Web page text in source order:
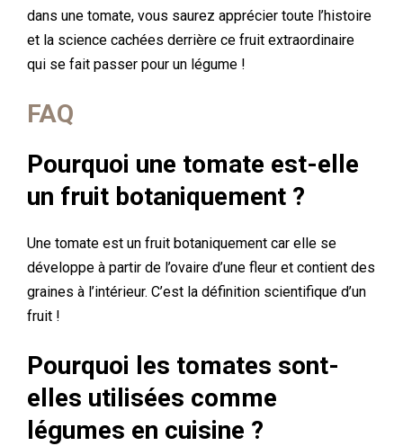
dans une tomate, vous saurez apprécier toute l’histoire
et la science cachées derrière ce fruit extraordinaire
qui se fait passer pour un légume !
FAQ
Pourquoi une tomate est-elle
un fruit botaniquement ?
Une tomate est un fruit botaniquement car elle se
développe à partir de l’ovaire d’une fleur et contient des
graines à l’intérieur. C’est la définition scientifique d’un
fruit !
Pourquoi les tomates sont-
elles utilisées comme
légumes en cuisine ?